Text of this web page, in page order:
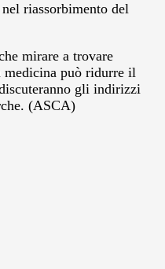
riassorbimento del
mirare a trovare
medicina può ridurre il
gli indirizzi
(ASCA)